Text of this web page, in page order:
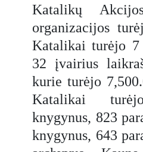
Katalikų
organizacijos
Katalikai turėjo 7
32 įvairius
kurie turėjo
Katalikai
knygynus, 823
knygynus, 643